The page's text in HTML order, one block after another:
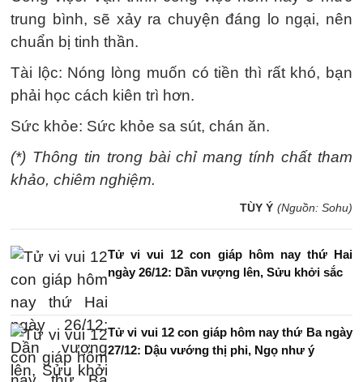
trung bình, sẽ xảy ra chuyện đáng lo ngại, nên
chuẩn bị tinh thần.
Tài lộc: Nóng lòng muốn có tiền thì rất khó, bạn
phải học cách kiên trì hơn.
Sức khỏe: Sức khỏe sa sút, chán ăn.
(*) Thông tin trong bài chỉ mang tính chất tham
khảo, chiêm nghiệm.
TÙY Ý (Nguồn: Sohu)
Tử vi vui 12 con giáp hôm nay thứ Hai
ngày 26/12: Dần vượng lên, Sửu khởi sắc
Tử vi vui 12 con giáp hôm nay thứ Ba ngày
27/12: Dậu vướng thị phi, Ngọ như ý